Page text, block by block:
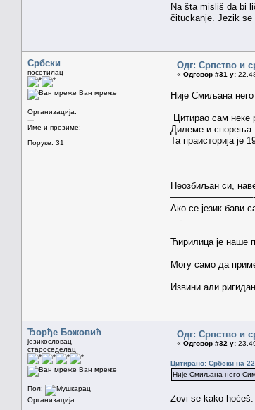
Na šta misliš da bi
čituckanje. Jezik se
Србски
посетилац
Ван мреже
Организација:
---
Име и презиме:
Поруке: 31
Одг: Српство и
« Одговор #31 у:
Није Смиљана
Цитирао сам неке
Дилеме и спорења
Та праисторија је
Неозбиљан си,
—————————-
Ако се језик бави
—-
Ћирилица је наше
Могу само да
Извини али
Ђорђе Божовић
језикословац
староседелац
Ван мреже
Пол:
Организација:
Одг: Српство и
« Одговор #32 у:
Цитирано: Србски на
Није Смиљана него
Zovi se kako hoćeš.